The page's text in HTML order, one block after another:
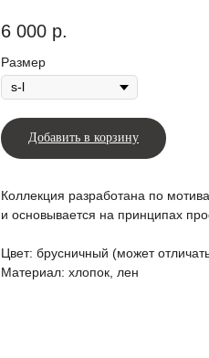
6 000 р.
Размер
Добавить в корзину
Коллекция разработана по
и основывается на принципах
Цвет: брусничный (может
Материал: хлопок, лен